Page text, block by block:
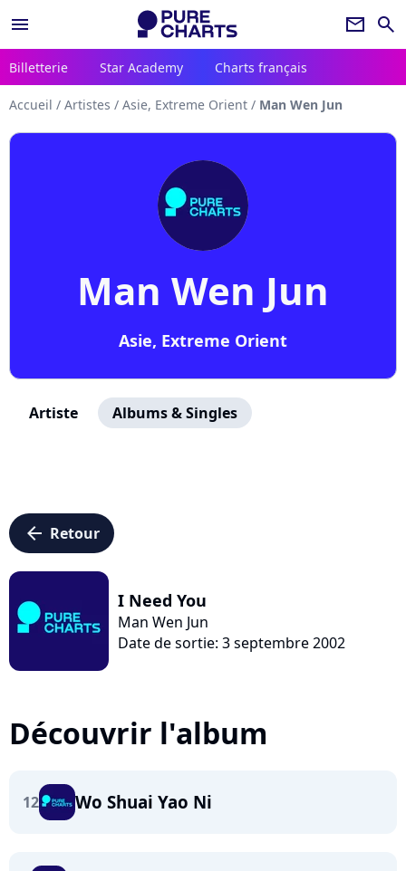
menu newsletter search
Billetterie Star Academy Charts français
Accueil / Artistes / Asie, Extreme Orient / Man Wen Jun
Man Wen Jun
Asie, Extreme Orient
Artiste Albums & Singles
arrow_left Retour
I Need You
Man Wen Jun
Date de sortie: 3 septembre 2002
Découvrir l'album
12 Wo Shuai Yao Ni